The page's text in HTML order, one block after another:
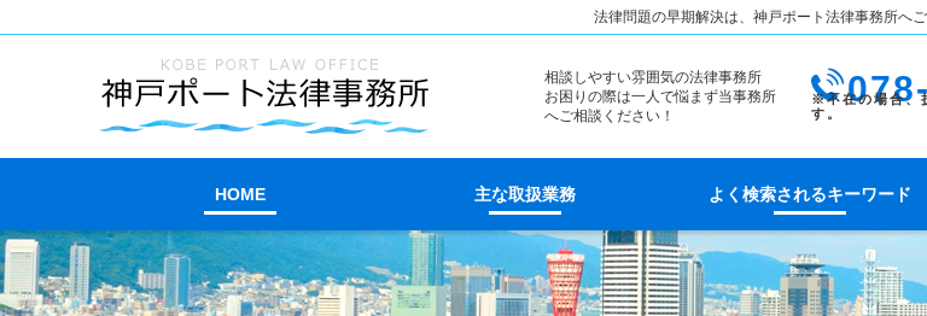
法律問題の早期解決は、神戸ポート法律事務所へ
相談しやすい雰囲気の法律事務所
お困りの際は一人で悩まず当事務所
へご相談ください！
HOME 主な取扱業務 よく検索されるキーワード